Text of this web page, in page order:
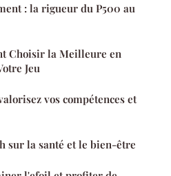
: la rigueur du P500 au
Choisir la Meilleure en
Jeu
vos compétences et
sur la santé et le bien-être